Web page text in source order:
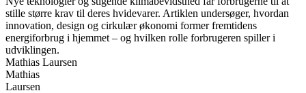
stille større krav til deres hvidevarer. Artiklen undersøger, hvordan
innovation, design og cirkulær økonomi former fremtidens
energiforbrug i hjemmet – og hvilken rolle forbrugeren spiller i
udviklingen.
Mathias Laursen
Mathias
Laursen